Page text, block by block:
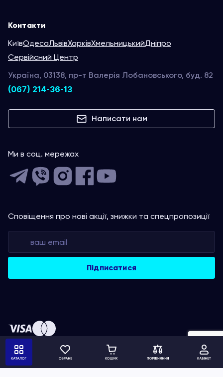
Контакти
КиївОдесаЛьвівХарківХмельницькийДніпро
Сервійсний Центр
Україна, 03138, пр-т Валерія Лобановського, буд. 82
(067) 214-36-13
Написати нам
Ми в соц. мережах
Сповіщення про нові акції, знижки та спецпропозиції